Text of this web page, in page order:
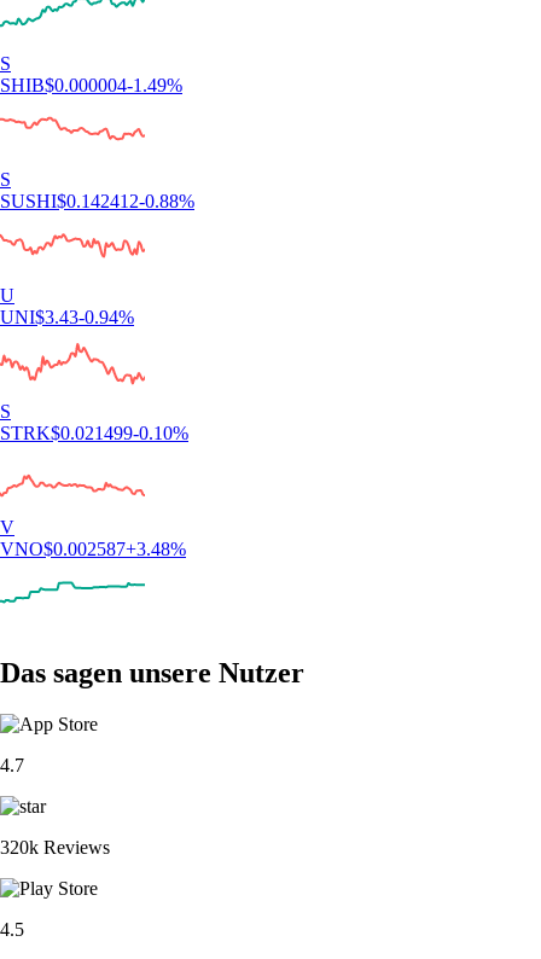
S
SHIB$0.000004-1.49%
S
SUSHI$0.142412-0.88%
U
UNI$3.43-0.94%
S
STRK$0.021499-0.10%
V
VNO$0.002587+3.48%
Das sagen unsere Nutzer
4.7
320k Reviews
4.5